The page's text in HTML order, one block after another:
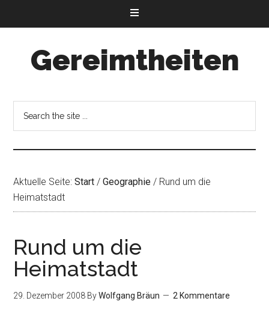
Gereimtheiten
Aktuelle Seite:Start / Geographie / Rund um die
Heimatstadt
Rund um die
Heimatstadt
29. Dezember 2008 ByWolfgang Bräun 2 Kommentare